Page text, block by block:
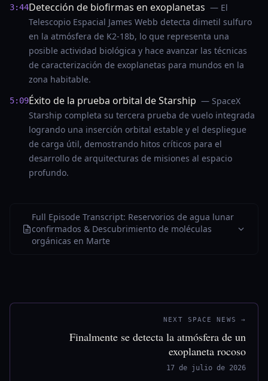
3:44Detección de biofirmas en exoplanetas — El
Telescopio Espacial James Webb detecta dimetil sulfuro
en la atmósfera de K2-18b, lo que representa una
posible actividad biológica y hace avanzar las técnicas
de caracterización de exoplanetas para mundos en la
zona habitable.
5:09Éxito de la prueba orbital de Starship — SpaceX
Starship completa su tercera prueba de vuelo integrada
logrando una inserción orbital estable y el despliegue
de carga útil, demostrando hitos críticos para el
desarrollo de arquitecturas de misiones al espacio
profundo.
Full Episode Transcript: Reservorios de agua lunar
confirmados & Descubrimiento de moléculas
orgánicas en Marte
NEXT SPACE NEWS →
Finalmente se detecta la atmósfera de un
exoplaneta rocoso
17 de julio de 2026